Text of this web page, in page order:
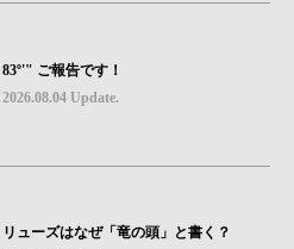
83º'" ご報告です！
2026.08.04 Update.
リューズはなぜ「竜の頭」と書く？